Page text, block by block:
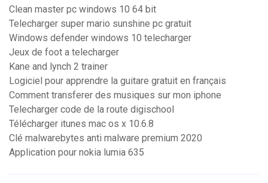
Clean master pc windows 10 64 bit
Telecharger super mario sunshine pc gratuit
Windows defender windows 10 telecharger
Jeux de foot a telecharger
Kane and lynch 2 trainer
Logiciel pour apprendre la guitare gratuit en français
Comment transferer des musiques sur mon iphone
Telecharger code de la route digischool
Télécharger itunes mac os x 10.6.8
Clé malwarebytes anti malware premium 2020
Application pour nokia lumia 635